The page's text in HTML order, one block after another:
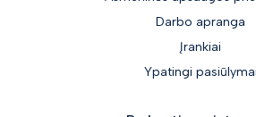
Darbo apranga
Įrankiai
Ypatingi pasiūlymai